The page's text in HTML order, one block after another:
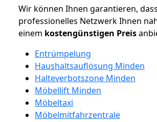
Wir können Ihnen garantieren,
professionelles Netzwerk Ihnen
einem kostengünstigen Preis
Entrümpelung
Haushaltsauflösung Minden
Halteverbotszone Minden
Möbellift Minden
Möbeltaxi
Möbelmitfahrzentrale